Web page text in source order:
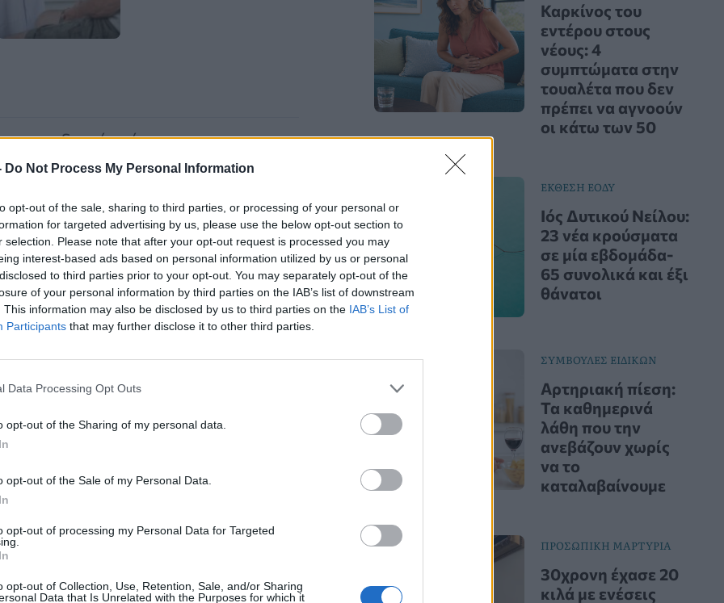
Do Not Process My Personal Information
opt-out of the sale, sharing to third parties, or processing of your personal or
for targeted advertising by us, please use the below opt-out section to
selection. Please note that after your opt-out request is processed you may
interest-based ads based on personal information utilized by us or personal
to third parties prior to your opt-out. You may separately opt-out of the
of your personal information by third parties on the IAB’s list of downstream
This information may also be disclosed by us to third parties on the IAB’s List of
Participants that may further disclose it to other third parties.
Data Processing Opt Outs
opt-out of the Sharing of my personal data.
opt-out of the Sale of my Personal Data.
opt-out of processing my Personal Data for Targeted
opt-out of Collection, Use, Retention, Sale, and/or Sharing
Data that Is Unrelated with the Purposes for which it
καρδιακής νόσου και
πίεση, διαβήτη και υψηλή
τη βάση του μεταβολικού
Καρκίνος του
εντέρου στους
νέους: 4
συμπτώματα στην
τουαλέτα που δεν
πρέπει να αγνοούν
οι κάτω των 50
ΕΚΘΕΣΗ ΕΟΔΥ
Ιός Δυτικού Νείλου:
23 νέα κρούσματα
σε μία εβδομάδα-
65 συνολικά και έξι
θάνατοι
ΣΥΜΒΟΥΛΕΣ ΕΙΔΙΚΩΝ
Αρτηριακή πίεση:
Τα καθημερινά
λάθη που την
ανεβάζουν χωρίς
να το
καταλαβαίνουμε
ΠΡΟΣΩΠΙΚΗ ΜΑΡΤΥΡΙΑ
30χρονη έχασε 20
κιλά με ενέσεις